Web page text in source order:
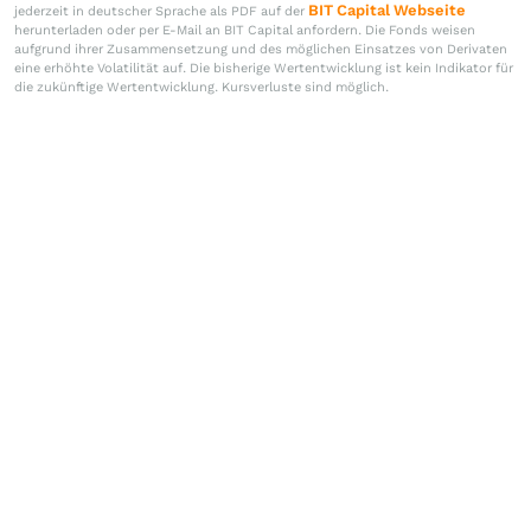
jederzeit in deutscher Sprache als PDF auf der BIT Capital Webseite
herunterladen oder per E-Mail an BIT Capital anfordern. Die Fonds weisen
aufgrund ihrer Zusammensetzung und des möglichen Einsatzes von Derivaten
eine erhöhte Volatilität auf. Die bisherige Wertentwicklung ist kein Indikator für
die zukünftige Wertentwicklung. Kursverluste sind möglich.